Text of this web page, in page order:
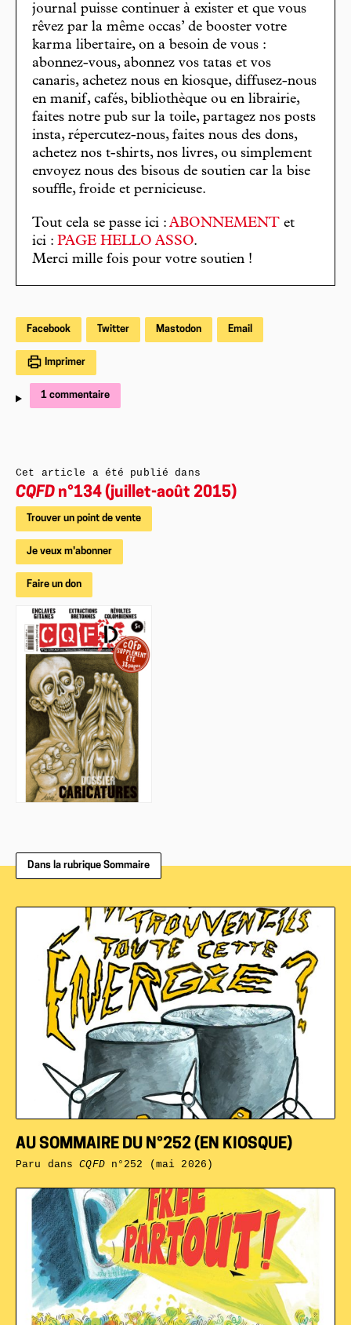
journal puisse continuer à exister et que vous
rêvez par la même occas’ de booster votre
karma libertaire, on a besoin de vous :
abonnez-vous, abonnez vos tatas et vos
canaris, achetez nous en kiosque, diffusez-nous
en manif, cafés, bibliothèque ou en librairie,
faites notre pub sur la toile, partagez nos posts
insta, répercutez-nous, faites nous des dons,
achetez nos t-shirts, nos livres, ou simplement
envoyez nous des bisous de soutien car la bise
souffle, froide et pernicieuse.
Tout cela se passe ici : ABONNEMENT et
ici : PAGE HELLO ASSO.
Merci mille fois pour votre soutien !
Facebook Twitter Mastodon Email
Imprimer
1 commentaire
Cet article a été publié dans
CQFD n°134 (juillet-août 2015)
Trouver un point de vente
Je veux m'abonner
Faire un don
Dans la rubrique Sommaire
AU SOMMAIRE DU N°252 (EN KIOSQUE)
Paru dansCQFDn°252 (mai 2026)